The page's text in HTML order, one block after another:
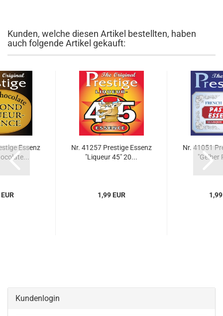
Kunden, welche diesen Artikel bestellten, haben
auch folgende Artikel gekauft:
Essenz
Nr. 41257 Prestige Essenz
"Liqueur 45" 20...
1,99 EUR
Nr. 41051
"Gelber
Kundenlogin